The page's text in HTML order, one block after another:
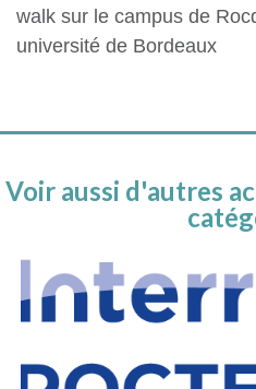
walk sur le campus de
université de Bordeaux
Voir aussi d'autres